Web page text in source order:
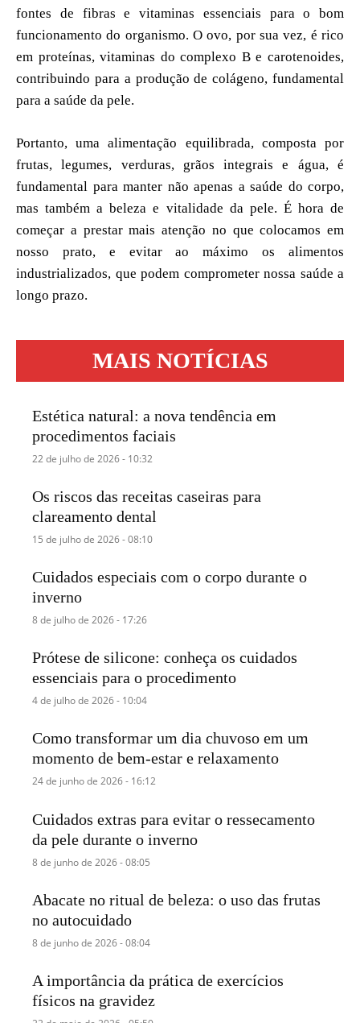
fontes de fibras e vitaminas essenciais para o bom
funcionamento do organismo. O ovo, por sua vez, é rico
em proteínas, vitaminas do complexo B e carotenoides,
contribuindo para a produção de colágeno, fundamental
para a saúde da pele.
Portanto, uma alimentação equilibrada, composta por
frutas, legumes, verduras, grãos integrais e água, é
fundamental para manter não apenas a saúde do corpo,
mas também a beleza e vitalidade da pele. É hora de
começar a prestar mais atenção no que colocamos em
nosso prato, e evitar ao máximo os alimentos
industrializados, que podem comprometer nossa saúde a
longo prazo.
MAIS NOTÍCIAS
Estética natural: a nova tendência em
procedimentos faciais
22 de julho de 2026 - 10:32
Os riscos das receitas caseiras para
clareamento dental
15 de julho de 2026 - 08:10
Cuidados especiais com o corpo durante o
inverno
8 de julho de 2026 - 17:26
Prótese de silicone: conheça os cuidados
essenciais para o procedimento
4 de julho de 2026 - 10:04
Como transformar um dia chuvoso em um
momento de bem-estar e relaxamento
24 de junho de 2026 - 16:12
Cuidados extras para evitar o ressecamento
da pele durante o inverno
8 de junho de 2026 - 08:05
Abacate no ritual de beleza: o uso das frutas
no autocuidado
8 de junho de 2026 - 08:04
A importância da prática de exercícios
físicos na gravidez